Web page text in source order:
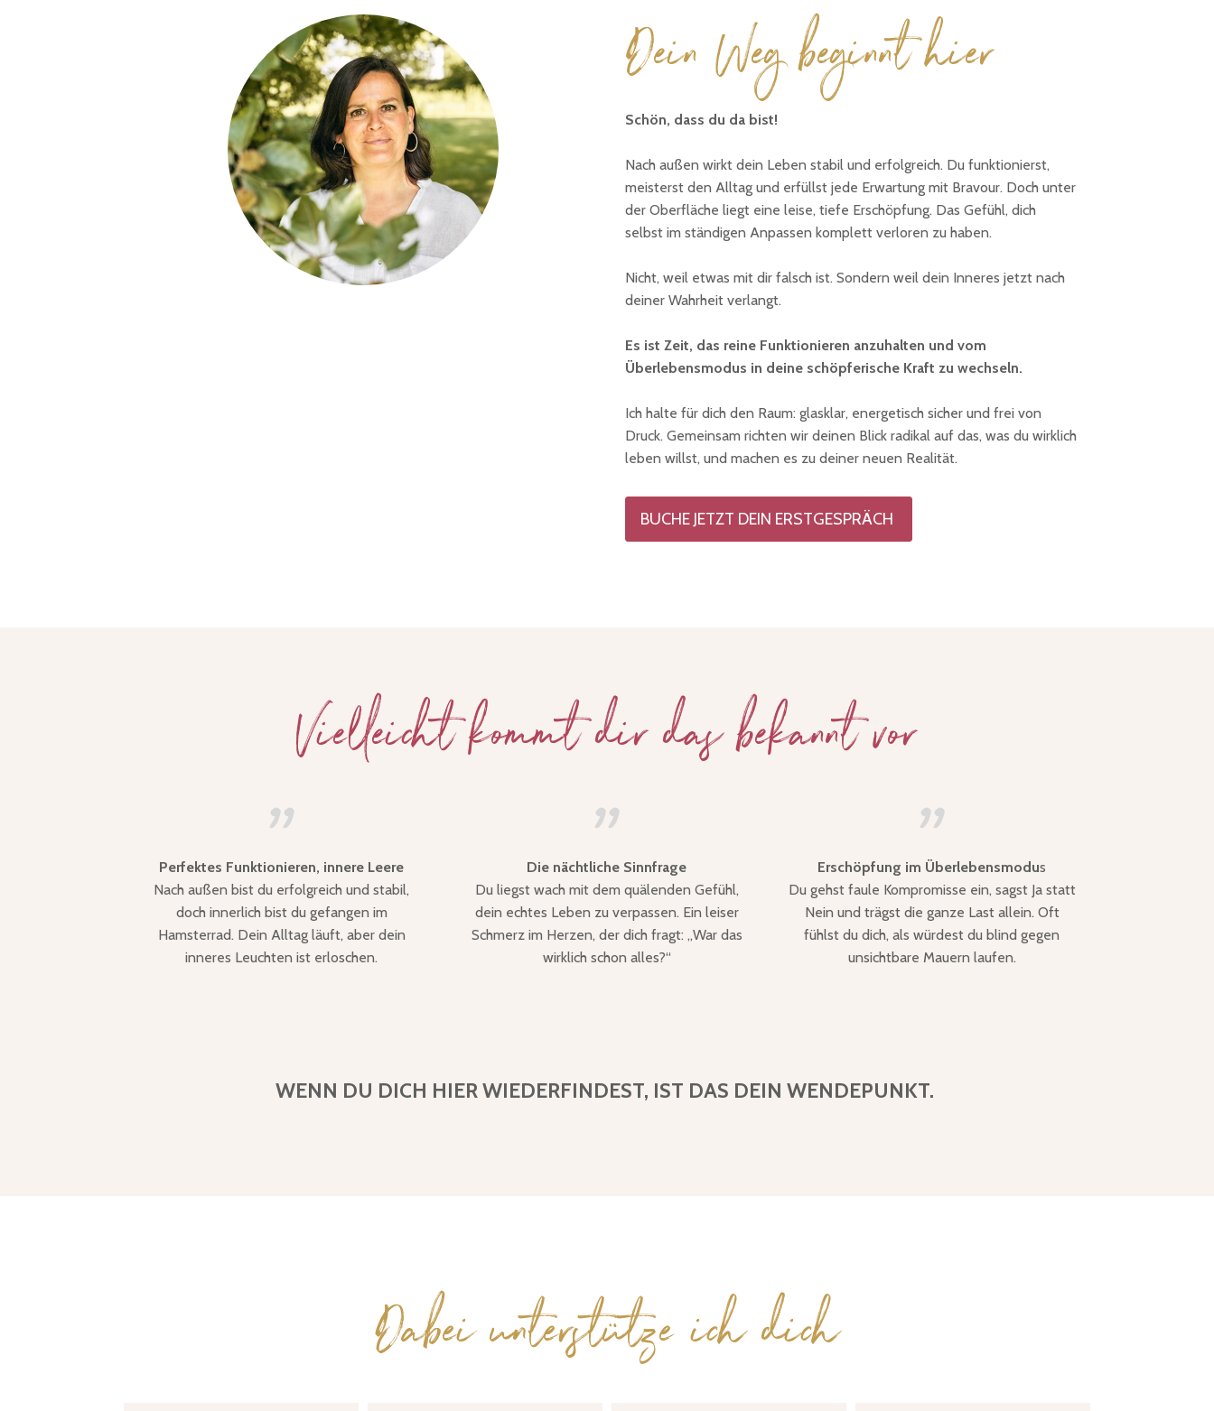
Dein Weg beginnt hier
Schön, dass du da bist!
Nach außen wirkt dein Leben stabil und erfolgreich. Du funktionierst,
meisterst den Alltag und erfüllst jede Erwartung mit Bravour. Doch unter
der Oberfläche liegt eine leise, tiefe Erschöpfung. Das Gefühl, dich
selbst im ständigen Anpassen komplett verloren zu haben.
Nicht, weil etwas mit dir falsch ist. Sondern weil dein Inneres jetzt nach
deiner Wahrheit verlangt.
Es ist Zeit, das reine Funktionieren anzuhalten und vom
Überlebensmodus in deine schöpferische Kraft zu wechseln.
Ich halte für dich den Raum: glasklar, energetisch sicher und frei von
Druck. Gemeinsam richten wir deinen Blick radikal auf das, was du wirklich
leben willst, und machen es zu deiner neuen Realität.
BUCHE JETZT DEIN ERSTGESPRÄCH
Vielleicht kommt dir das bekannt vor
Perfektes Funktionieren, innere Leere
Nach außen bist du erfolgreich und stabil,
doch innerlich bist du gefangen im
Hamsterrad. Dein Alltag läuft, aber dein
inneres Leuchten ist erloschen.
Die nächtliche Sinnfrage
Du liegst wach mit dem quälenden Gefühl,
dein echtes Leben zu verpassen. Ein leiser
Schmerz im Herzen, der dich fragt: „War das
wirklich schon alles?“
Erschöpfung im Überlebensmodus
Du gehst faule Kompromisse ein, sagst Ja statt
Nein und trägst die ganze Last allein. Oft
fühlst du dich, als würdest du blind gegen
unsichtbare Mauern laufen.
WENN DU DICH HIER WIEDERFINDEST, IST DAS DEIN WENDEPUNKT.
Dabei unterstütze ich dich